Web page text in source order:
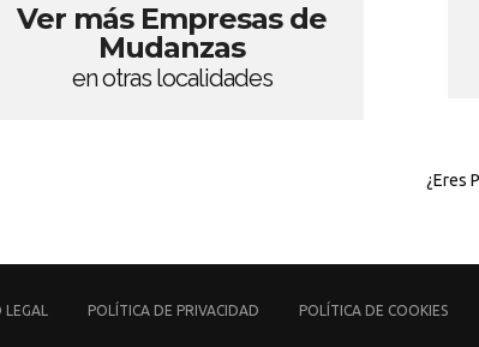
Ver más Empresas de
Mudanzas
en otras localidades
¿Eres
LEGAL POLÍTICA DE PRIVACIDAD POLÍTICA DE COOKIES